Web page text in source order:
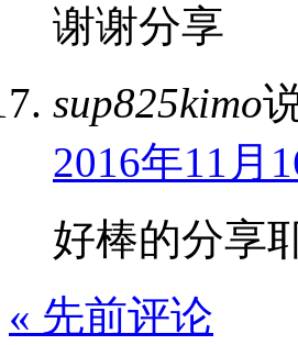
谢谢分享
sup825kimo
2016年11月
好棒的分享
« 先前评论